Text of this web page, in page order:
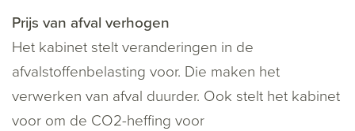
Prijs van afval verhogen
Het kabinet stelt veranderingen in de
afvalstoffenbelasting voor. Die maken het
verwerken van afval duurder. Ook stelt het kabinet
voor om de CO2-heffing voor